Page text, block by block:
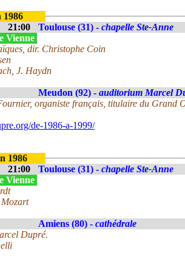
1986
21:00
Toulouse (31) - chapelle Ste-Anne
Vienne
dir. Christophe Coin
J. Haydn
Meudon (92) - auditorium Marcel
organiste français, titulaire du Grand
de-1986-a-1999/
1986
21:00
Toulouse (31) - chapelle Ste-Anne
Vienne
Mozart
Amiens (80) - cathédrale
Dupré.